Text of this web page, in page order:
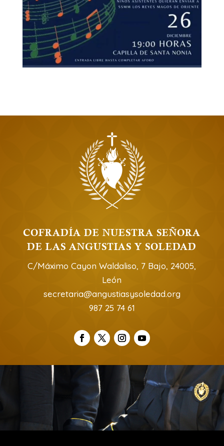
COFRADÍA DE NUESTRA SEÑORA
DE LAS ANGUSTIAS Y SOLEDAD
C/Máximo Cayon Waldaliso, 7 Bajo, 24005,
León
secretaria@angustiasysoledad.org
987 25 74 61